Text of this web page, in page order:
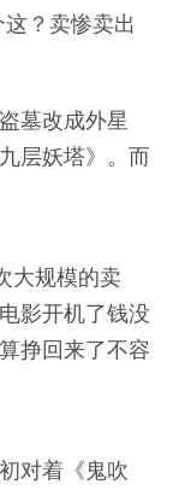
？卖惨卖出
墓改成外星
层妖塔》。而
大规模的卖
影开机了钱没
挣回来了不容
对着《鬼吹